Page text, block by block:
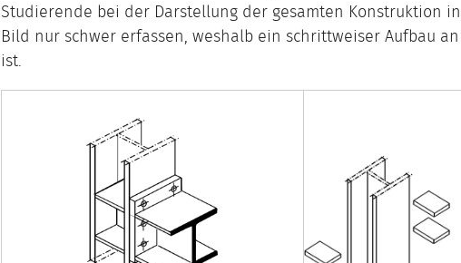
Studierende bei der Darstellung der gesamten Konstruktion
Bild nur schwer erfassen, weshalb ein schrittweiser Aufbau
ist.